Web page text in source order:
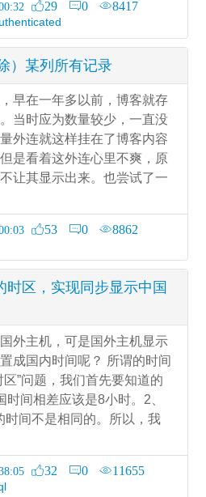
29 0
8417
）某列所有记录
早在一年多以前，博客就存
当时应为数量较少，一直没
外连就这样挂在了博客内容
是看着这外连心里不爽，原
让其显示出来。也尝试了一
53 0
8862
时区，实现同步显示中国
外主机，可是国外主机显示
成国内时间呢？ 所谓的时间
”问题，我们首先要知道的
间相差应该是8小时。2、
时间不是相同的。所以，我
32 0
11655